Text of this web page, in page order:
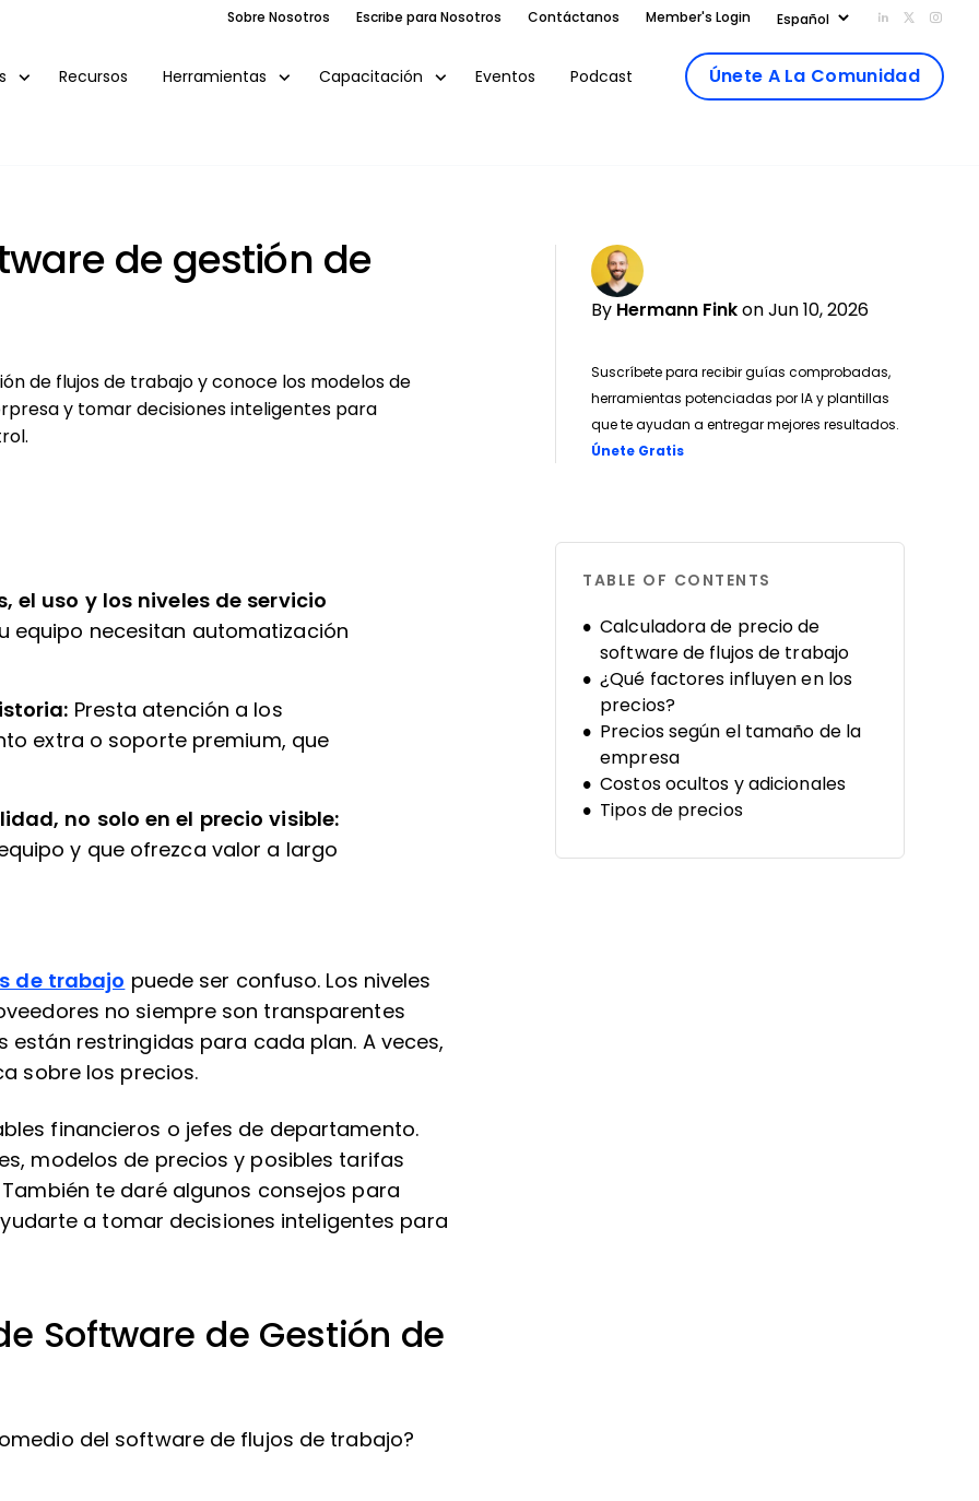
Sobre Nosotros Escribe para Nosotros Contáctanos Member's Login Add us on
Follow
Recursos Herramientas Capacitación Eventos Podcast Únete A La Comunidad
de gestión de
By Hermann Fink on Jun 10, 2026
Suscríbete para recibir guías comprobadas,
herramientas potenciadas por IA y plantillas
que te ayudan a entregar mejores resultados.
Únete GratisOpens new window
de flujos de trabajo y conoce los modelos de
y tomar decisiones inteligentes para
el uso y los niveles de servicio
equipo necesitan automatización
Presta atención a los
extra o soporte premium, que
no solo en el precio visible:
y que ofrezca valor a largo
de trabajo puede ser confuso. Los niveles
no siempre son transparentes
restringidas para cada plan. A veces,
sobre los precios.
financieros o jefes de departamento.
modelos de precios y posibles tarifas
te daré algunos consejos para
a tomar decisiones inteligentes para
Software de Gestión de
del software de flujos de trabajo?
TABLE OF CONTENTS
Calculadora de precio de
software de flujos de trabajo
¿Qué factores influyen en los
precios?
Precios según el tamaño de la
empresa
Costos ocultos y adicionales
Tipos de precios
Preguntas para hacer